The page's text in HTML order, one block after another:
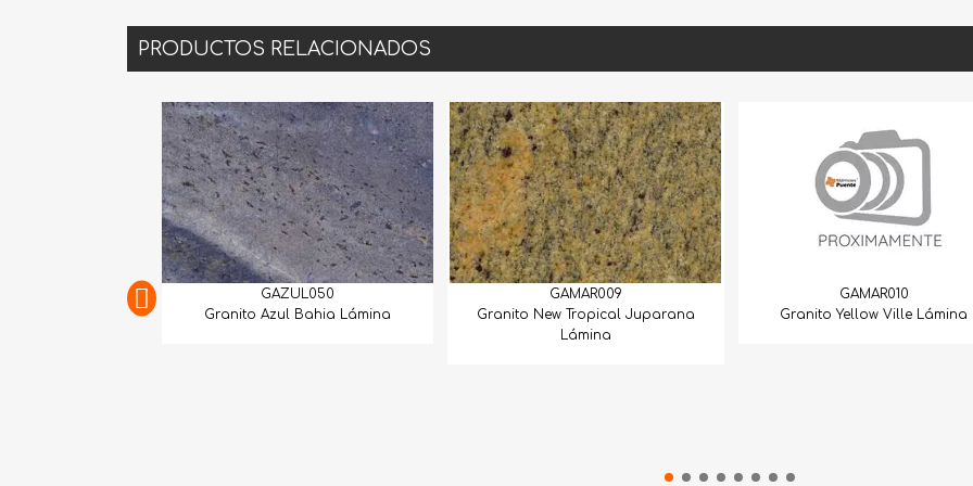
PRODUCTOS RELACIONADOS
Azul Bahia Lámina
GAMAR009
Granito New Tropical Juparana
GAMAR010
Granito Yellow Ville Lámina
GAMAR062
Granito Splendour Gold